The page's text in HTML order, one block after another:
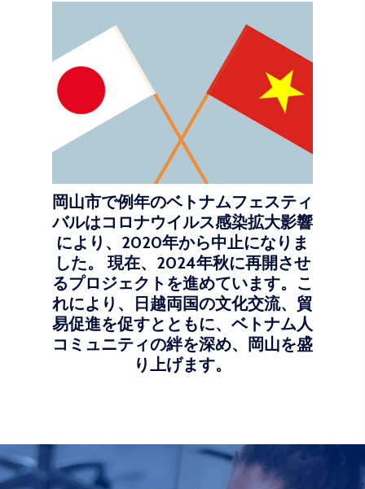
岡山市で例年のベトナムフェスティ
バルはコロナウイルス感染拡大影響
により、2020年から中止になりま
した。 現在、2024年秋に再開させ
るプロジェクトを進めています。こ
れにより、日越両国の文化交流、貿
易促進を促すとともに、ベトナム人
コミュニティの絆を深め、岡山を盛
り上げます。